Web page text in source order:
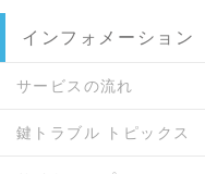
インフォメーション
サービスの流れ
鍵トラブル トピックス